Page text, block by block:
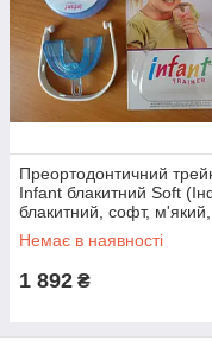
Преортодонтичний
Infant блакитний Soft
блакитний, софт, м'який,
оригінальний)
Немає в наявності
1 892 ₴